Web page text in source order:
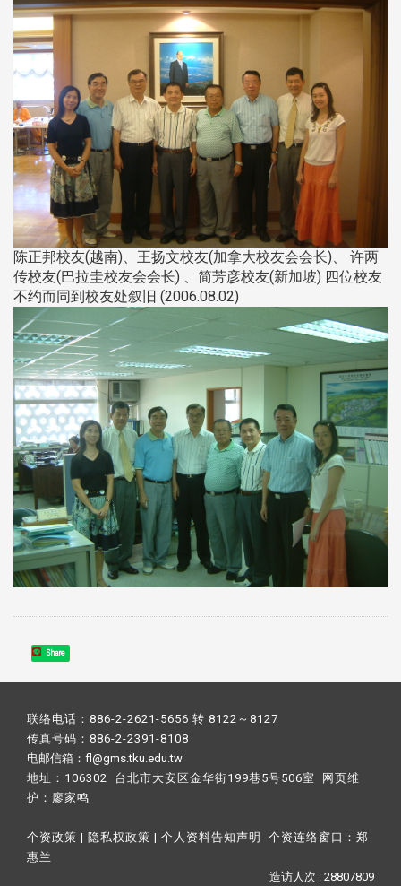
陈正邦校友(越南)、王扬文校友(加拿大校友会会长)、 许两
传校友(巴拉圭校友会会长) 、简芳彦校友(新加坡) 四位校友
不约而同到校友处叙旧 (2006.08.02)
Share
联络电话：886-2-2621-5656 转 8122～8127
传真号码：886-2-2391-8108
电邮信箱：fl@gms.tku.edu.tw
地址：106302 台北市大安区金华街199巷5号506室 网页维
护： 廖家鸣​
个资政策 | 隐私权政策 | 个人资料告知声明 个资连络窗口： 郑
惠兰
造访人次 : 28807809